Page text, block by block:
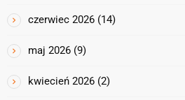
czerwiec 2026 (14)
maj 2026 (9)
kwiecień 2026 (2)